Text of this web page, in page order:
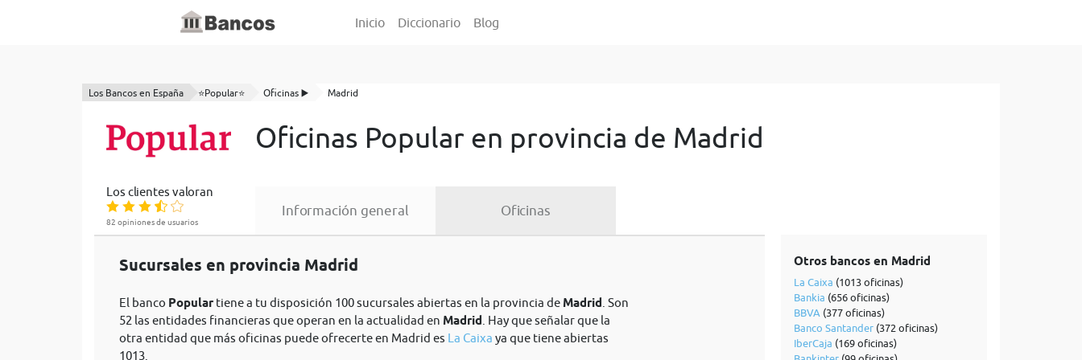
Inicio Diccionario Blog
Los Bancos en España ⭐Popular⭐ Oficinas ▶️ Madrid
Oficinas Popular en provincia de Madrid
Los clientes valoran
82 opiniones de usuarios
Información general Oficinas
Sucursales en provincia Madrid
El banco Popular tiene a tu disposición 100 sucursales abiertas en la provincia de Madrid . Son
52 las entidades financieras que operan en la actualidad en Madrid . Hay que señalar que la
otra entidad que más oficinas puede ofrecerte en Madrid es La Caixa ya que tiene abiertas
1013.
Otros bancos en Madrid
La Caixa (1013 oficinas)
Bankia (656 oficinas)
BBVA (377 oficinas)
Banco Santander(372 oficinas)
IberCaja (169 oficinas)